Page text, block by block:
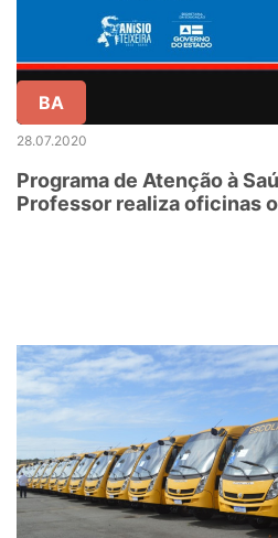
BA
28.07.2020
Programa de Atenção à
Professor realiza oficinas